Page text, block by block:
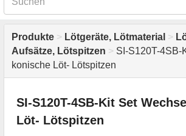
Produkte > Lötgeräte, Lötmaterial >
Aufsätze, Lötspitzen > SI-S120T-4SB-
konische Löt- Lötspitzen
SI-S120T-4SB-Kit Set
Löt- Lötspitzen